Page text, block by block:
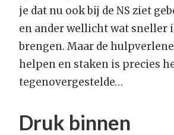
je dat nu ook bij de NS ziet
en ander wellicht wat sneller
brengen. Maar de
helpen en staken is precies
tegenovergestelde…
Druk binnen